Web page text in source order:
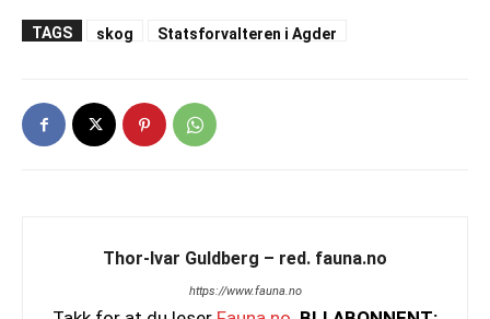
TAGS skog Statsforvalteren i Agder
Thor-Ivar Guldberg – red. fauna.no
https://www.fauna.no